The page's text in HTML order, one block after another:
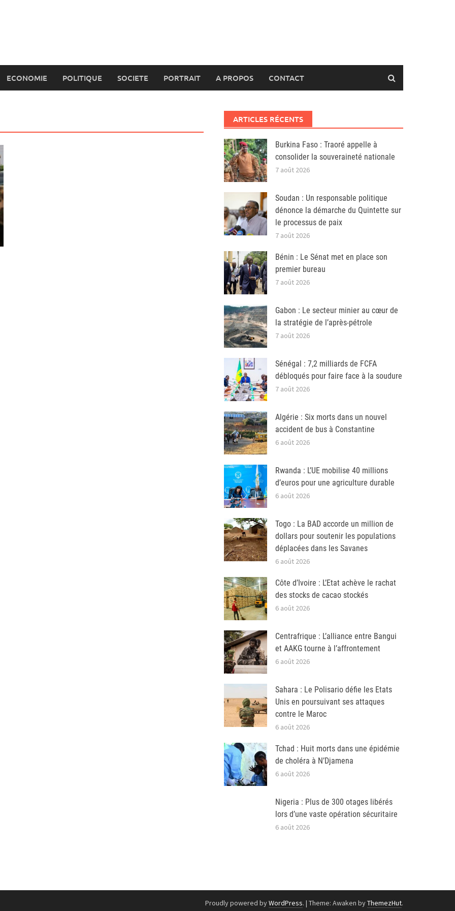
ECONOMIE POLITIQUE SOCIETE PORTRAIT A PROPOS CONTACT
ARTICLES RÉCENTS
Burkina Faso : Traoré appelle à
consolider la souveraineté nationale
7 août 2026
Soudan : Un responsable politique
dénonce la démarche du Quintette sur
le processus de paix
7 août 2026
Bénin : Le Sénat met en place son
premier bureau
7 août 2026
Gabon : Le secteur minier au cœur de
la stratégie de l’après-pétrole
7 août 2026
Sénégal : 7,2 milliards de FCFA
débloqués pour faire face à la soudure
7 août 2026
Algérie : Six morts dans un nouvel
accident de bus à Constantine
6 août 2026
Rwanda : L’UE mobilise 40 millions
d’euros pour une agriculture durable
6 août 2026
Togo : La BAD accorde un million de
dollars pour soutenir les populations
déplacées dans les Savanes
6 août 2026
Côte d’Ivoire : L’Etat achève le rachat
des stocks de cacao stockés
6 août 2026
Centrafrique : L’alliance entre Bangui
et AAKG tourne à l’affrontement
6 août 2026
Sahara : Le Polisario défie les Etats
Unis en poursuivant ses attaques
contre le Maroc
6 août 2026
Tchad : Huit morts dans une épidémie
de choléra à N’Djamena
6 août 2026
Nigeria : Plus de 300 otages libérés
lors d’une vaste opération sécuritaire
6 août 2026
Proudly powered byWordPress. | Theme: Awaken byThemezHut.